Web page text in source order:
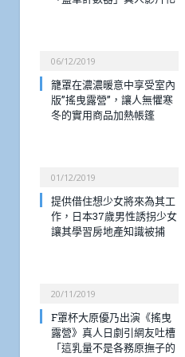
06/12/2019
籠罩在濃濃暖意中享受室內
版”搖曳露營”，讓人無懼寒
冬的實用商品加熱帳篷
01/12/2019
提供借住想少女將來為其工
作，日本37歲男性誘拐少女
讓其學習房地產知識被捕
20/11/2019
F罩杯大原優乃出演《搖曳
露營》真人日劇引網友吐槽
「這乳量不是各務原撫子的